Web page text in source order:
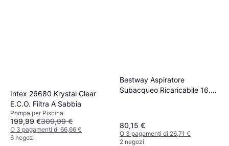
Intex 26680 Krystal Clear
E.C.O. Filtra A Sabbia
Pompa per Piscina
199,99 €309,99 €
O 3 pagamenti di 66,66 €
6 negozi
Bestway Aspiratore
Subacqueo Ricaricabile 16.8
80,15 €
O 3 pagamenti di 26,71 €
2 negozi